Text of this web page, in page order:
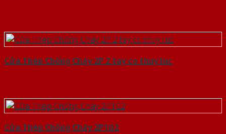
Cửa Thép Chống Cháy 2P 2 tay co thuy luc
Cửa Thép Chống Cháy 2P1G2